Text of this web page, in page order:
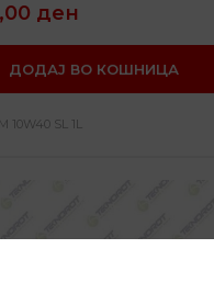
ден
ДОДАЈ ВО КОШНИЦА
10W40 SL 1L